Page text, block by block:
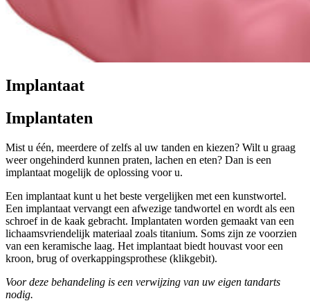
Implantaat
Implantaten
Mist u één, meerdere of zelfs al uw tanden en kiezen? Wilt u graag
weer ongehinderd kunnen praten, lachen en eten? Dan is een
implantaat mogelijk de oplossing voor u.
Een implantaat kunt u het beste vergelijken met een kunstwortel.
Een implantaat vervangt een afwezige tandwortel en wordt als een
schroef in de kaak gebracht. Implantaten worden gemaakt van een
lichaamsvriendelijk materiaal zoals titanium. Soms zijn ze voorzien
van een keramische laag. Het implantaat biedt houvast voor een
kroon, brug of overkappingsprothese (klikgebit).
Voor deze behandeling is een verwijzing van uw eigen tandarts
nodig.